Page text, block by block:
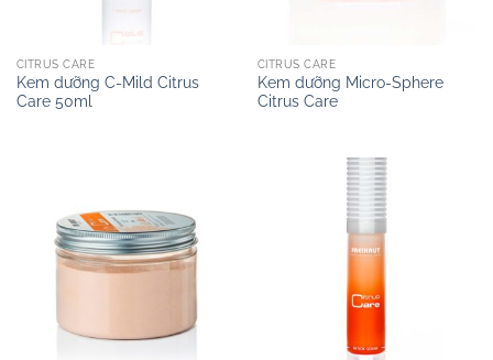
CITRUS CARE
Kem dưỡng C-Mild Citrus
Care 50ml
CITRUS CARE
Kem dưỡng Micro-Sphere
Citrus Care